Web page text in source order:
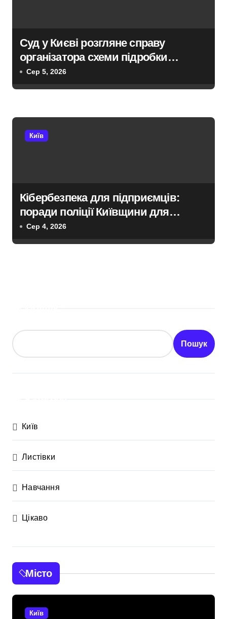
Суд у Києві розгляне справу
організатора схеми підробки
інвалідності за $28 тис. і статусу
Сер 5, 2026
Київ
Кібербезпека для підприємців:
поради поліції Київщини для
захисту бізнесу та фінансів
Сер 4, 2026
Пошук
Київ
Листівки
Навчання
Цікаво
Місто
Київ